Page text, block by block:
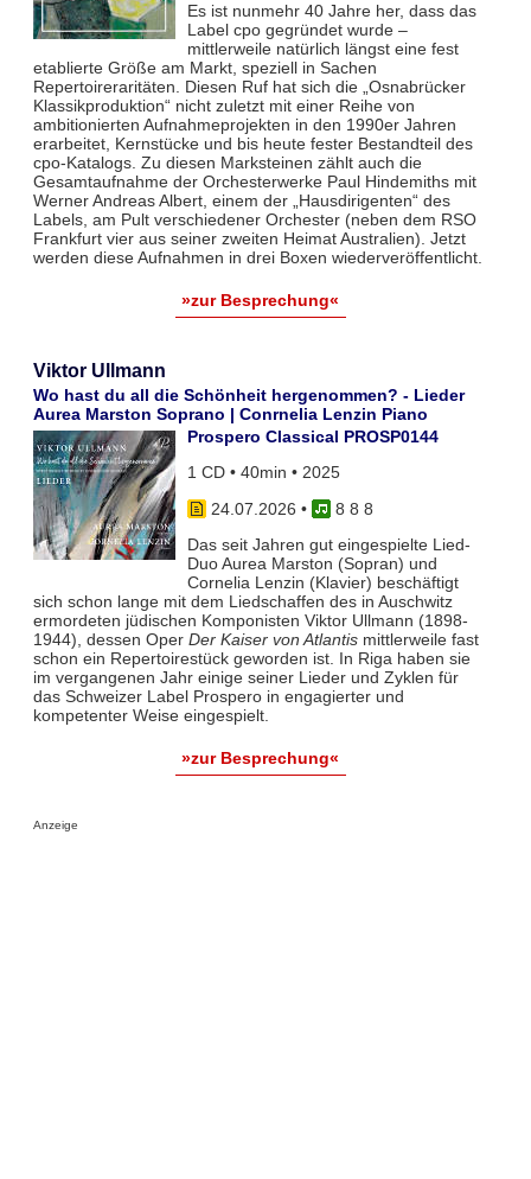
Es ist nunmehr 40 Jahre her, dass das
Label cpo gegründet wurde –
mittlerweile natürlich längst eine fest
etablierte Größe am Markt, speziell in Sachen
Repertoireraritäten. Diesen Ruf hat sich die „Osnabrücker
Klassikproduktion“ nicht zuletzt mit einer Reihe von
ambitionierten Aufnahmeprojekten in den 1990er Jahren
erarbeitet, Kernstücke und bis heute fester Bestandteil des
cpo-Katalogs. Zu diesen Marksteinen zählt auch die
Gesamtaufnahme der Orchesterwerke Paul Hindemiths mit
Werner Andreas Albert, einem der „Hausdirigenten“ des
Labels, am Pult verschiedener Orchester (neben dem RSO
Frankfurt vier aus seiner zweiten Heimat Australien). Jetzt
werden diese Aufnahmen in drei Boxen wiederveröffentlicht.
»zur Besprechung«
Viktor Ullmann
Wo hast du all die Schönheit hergenommen? - Lieder
Aurea Marston Soprano | Conrnelia Lenzin Piano
Prospero Classical PROSP0144
1 CD • 40min • 2025
24.07.2026 •
8 8 8
Das seit Jahren gut eingespielte Lied-
Duo Aurea Marston (Sopran) und
Cornelia Lenzin (Klavier) beschäftigt
sich schon lange mit dem Liedschaffen des in Auschwitz
ermordeten jüdischen Komponisten Viktor Ullmann (1898-
1944), dessen Oper Der Kaiser von Atlantismittlerweile fast
schon ein Repertoirestück geworden ist. In Riga haben sie
im vergangenen Jahr einige seiner Lieder und Zyklen für
das Schweizer Label Prospero in engagierter und
kompetenter Weise eingespielt.
»zur Besprechung«
Anzeige